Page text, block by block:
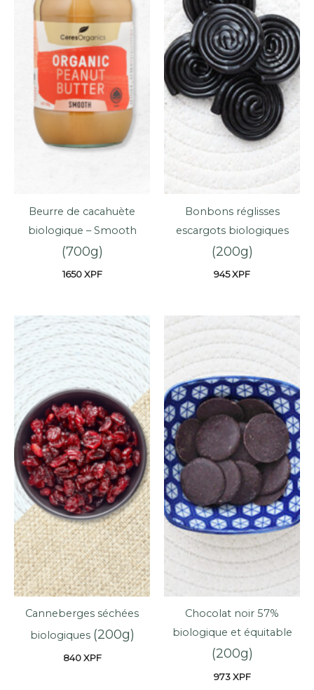
Beurre de cacahuète
biologique – Smooth
(700g)
1650XPF
Bonbons réglisses
escargots biologiques
(200g)
945XPF
Canneberges séchées
biologiques (200g)
840XPF
Chocolat noir 57%
biologique et équitable
(200g)
973XPF